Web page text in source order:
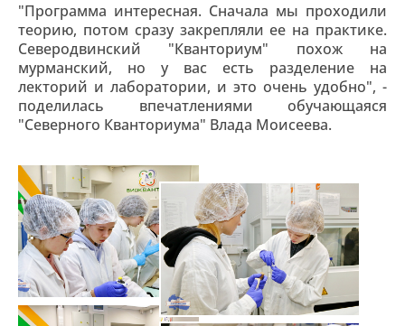
"Программа интересная. Сначала мы проходили
теорию, потом сразу закрепляли ее на практике.
Северодвинский "Кванториум" похож на
мурманский, но у вас есть разделение на
лекторий и лаборатории, и это очень удобно", -
поделилась впечатлениями обучающаяся
"Северного Кванториума" Влада Моисеева.